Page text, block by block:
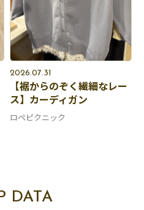
2026.07.31
【裾からのぞく繊細なレー
ス】カーディガン
ロペピクニック
DATA